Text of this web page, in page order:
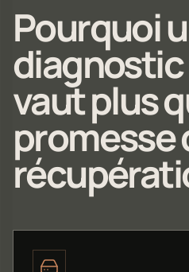
Pourquoi
vaut plus
promesse